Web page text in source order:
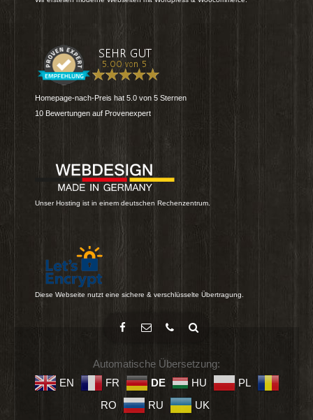
Homepage-nach-Preis hat 5.0 von 5 Sternen
10 Bewertungen auf Provenexpert
Unser Hosting ist in einem deutschen Rechenzentrum.
Diese Webseite nutzt eine sichere & verschlüsselte Übertragung.
Automatische Übersetzung:
EN
FR DE HU
PL
RO
RU UK